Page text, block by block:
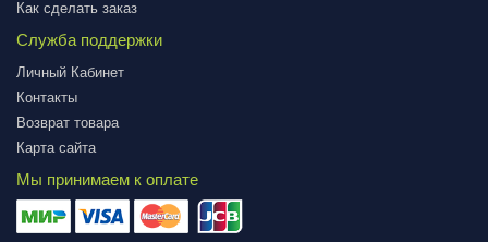
Как сделать заказ
Служба поддержки
Личный Кабинет
Контакты
Возврат товара
Карта сайта
Мы принимаем к оплате